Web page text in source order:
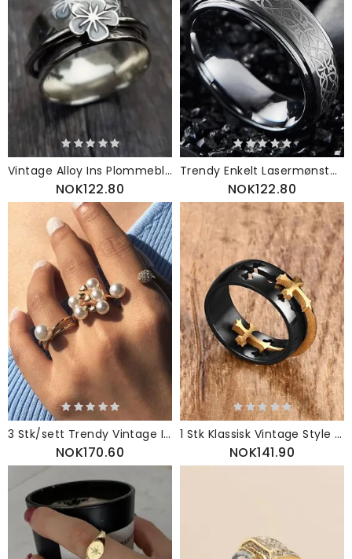
Vintage Alloy Ins Plommeblomst Blomsterform Ring
NOK122.80
Trendy Enkelt Lasermønster Geometrisk Formet Legeringsring
NOK122.80
3 Stk/sett Trendy Vintage Innlagt Kunstige Perler Rhinestones Geometrisk Form Legeringsringer
NOK170.60
1 Stk Klassisk Vintage Style Cross Avtakbar Kombinasjon Rustfritt Stål Legering Menn Ring
NOK141.90